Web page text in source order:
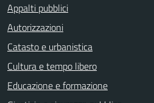
Appalti pubblici
Autorizzazioni
Catasto e urbanistica
Cultura e tempo libero
Educazione e formazione